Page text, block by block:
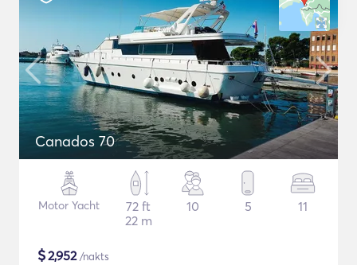
Canados 70
Motor Yacht
72 ft
22 m
10 5 11
$2,952/nakts